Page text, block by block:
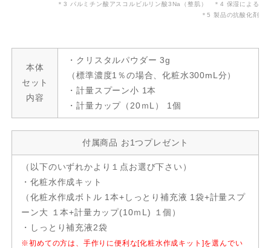
＊3 パルミチン酸アスコルビルリン酸3Na（整肌） ＊4 保湿による
＊5 製品の抗酸化剤
本体
セット
内容
・クリスタルパウダー 3g
（標準濃度1％の場合、化粧水300mL分）
・計量スプーン小 1本
・計量カップ（20ｍL） 1個
付属商品 お1つプレゼント
（以下のいずれかより１点お選び下さい）
・化粧水作成キット
（化粧水作成ボトル 1本+しっとり補充液 1袋+計量スプ
ーン大 １本+計量カップ(10ｍL) １個）
・しっとり補充液2袋
※初めての方は、手作りに便利な[化粧水作成キット]を選んでい